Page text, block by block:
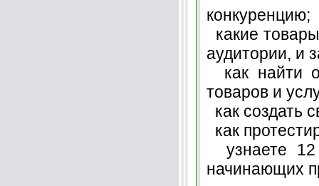
конкуренцию;
какие
аудитории, и
как найти
товаров и
как создать
как
узнаете 12
начинающих